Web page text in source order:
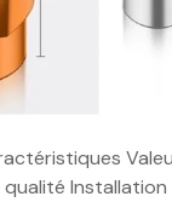
Installation